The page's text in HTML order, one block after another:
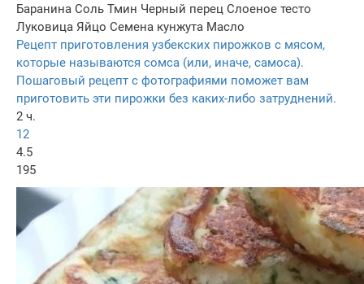
Баранина Соль Тмин Черный перец Слоеное тесто
Луковица Яйцо Семена кунжута Масло
Рецепт приготовления узбекских пирожков с мясом,
которые называются сомса (или, иначе, самоса).
Пошаговый рецепт с фотографиями поможет вам
приготовить эти пирожки без каких-либо затруднений.
2 ч.
12
4.5
195